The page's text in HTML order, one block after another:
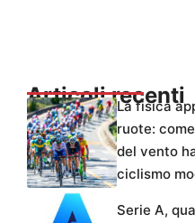
Articoli recenti
La fisica
ruote:
del vento
ciclismo
Serie A,